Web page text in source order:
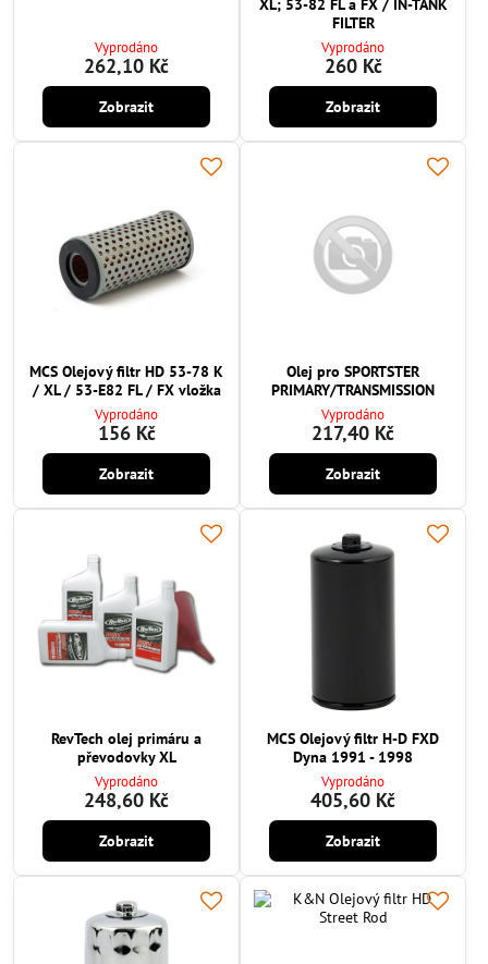
Vyprodáno
262,10 Kč
Zobrazit
FILTER
Vyprodáno
260 Kč
Zobrazit
MCS Olejový filtr HD 53-78 K
/ XL / 53-E82 FL / FX vložka
Vyprodáno
156 Kč
Zobrazit
Olej pro SPORTSTER
PRIMARY/TRANSMISSION
Vyprodáno
217,40 Kč
Zobrazit
RevTech olej primáru a
převodovky XL
Vyprodáno
248,60 Kč
Zobrazit
MCS Olejový filtr H-D FXD
Dyna 1991 - 1998
Vyprodáno
405,60 Kč
Zobrazit